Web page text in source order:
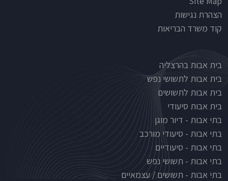
הצהרת נגישות
קוד משרד הבריאות
Nursinghouse type
בית אבות בהרצליה
בית אבות לתשושי נפש
בית אבות לתשושים
בית אבות סיעודי
בתי אבות - דיור מוגן
בתי אבות - סיעודי מורכב
בתי אבות - סיעודיים
בתי אבות - תשושי נפש
בתי אבות - תשושים / עצמאיים